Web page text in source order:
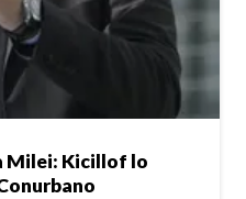
Milei: Kicillof lo